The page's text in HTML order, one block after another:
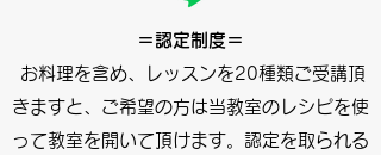
＝認定制度＝
お料理を含め、レッスンを20種類ご受講頂
きますと、ご希望の方は当教室のレシピを使
って教室を開いて頂けます。 認定を取られる